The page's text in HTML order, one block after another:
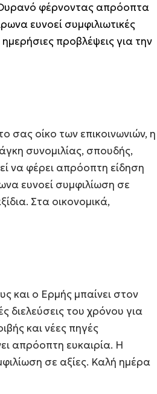
φέρνοντας απρόοπτα
ευνοεί συμφιλιωτικές
προβλέψεις για την
σας οίκο των επικοινωνιών, η
συνομιλίας, σπουδής,
να φέρει απρόοπτη είδηση
ευνοεί συμφιλίωση σε
Στα οικονομικά,
και ο Ερμής μπαίνει στον
διελεύσεις του χρόνου για
και νέες πηγές
απρόοπτη ευκαιρία. Η
σε αξίες. Καλή ημέρα